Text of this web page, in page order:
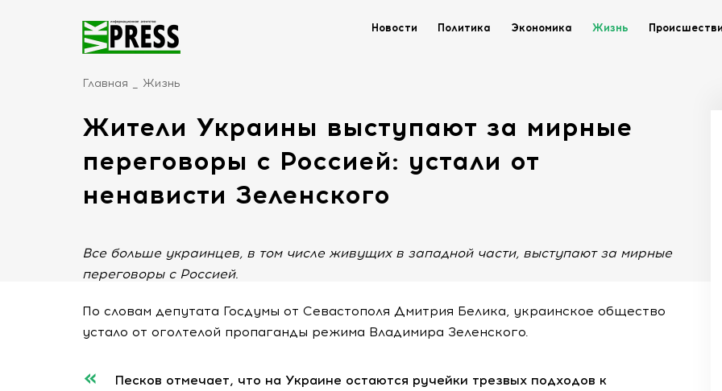
Новости Политика Экономика Жизнь
Главная Жизнь
Жители Украины выступают за мирные
переговоры с Россией: устали от
ненависти Зеленского
Все больше украинцев, в том числе живущих в западной части, выступают за мирные
переговоры с Россией.
По словам депутата Госдумы от Севастополя Дмитрия Белика, украинское общество
устало от оголтелой пропаганды режима Владимира Зеленского.
Песков отмечает, что на Украине остаются ручейки трезвых подходов к